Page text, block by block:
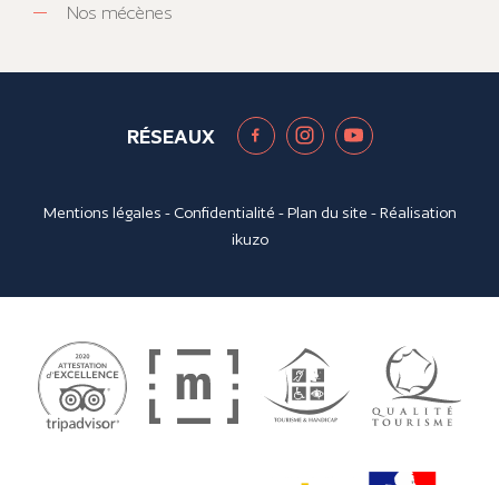
Nos mécènes
RÉSEAUX
Mentions légales - Confidentialité -Plan du site - Réalisation
ikuzo